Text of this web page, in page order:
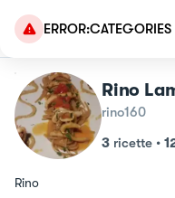
ERROR:CATEGORIES
Rino
rino160
3 ricette •
Rino